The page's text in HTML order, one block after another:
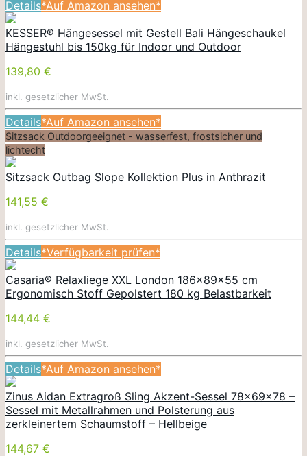
Details*Auf Amazon ansehen*
KESSER® Hängesessel mit Gestell Bali Hängeschaukel
Hängestuhl bis 150kg für Indoor und Outdoor
139,80 €
inkl. gesetzlicher MwSt.
Details*Auf Amazon ansehen*
Sitzsack Outdoorgeeignet - wasserfest, frostsicher und
lichtecht
Sitzsack Outbag Slope Kollektion Plus in Anthrazit
141,55 €
inkl. gesetzlicher MwSt.
Details*Verfügbarkeit prüfen*
Casaria® Relaxliege XXL London 186x89x55 cm
Ergonomisch Stoff Gepolstert 180 kg Belastbarkeit
144,44 €
inkl. gesetzlicher MwSt.
Details*Auf Amazon ansehen*
Zinus Aidan Extragroß Sling Akzent-Sessel 78x69x78 –
Sessel mit Metallrahmen und Polsterung aus
zerkleinertem Schaumstoff – Hellbeige
144,67 €